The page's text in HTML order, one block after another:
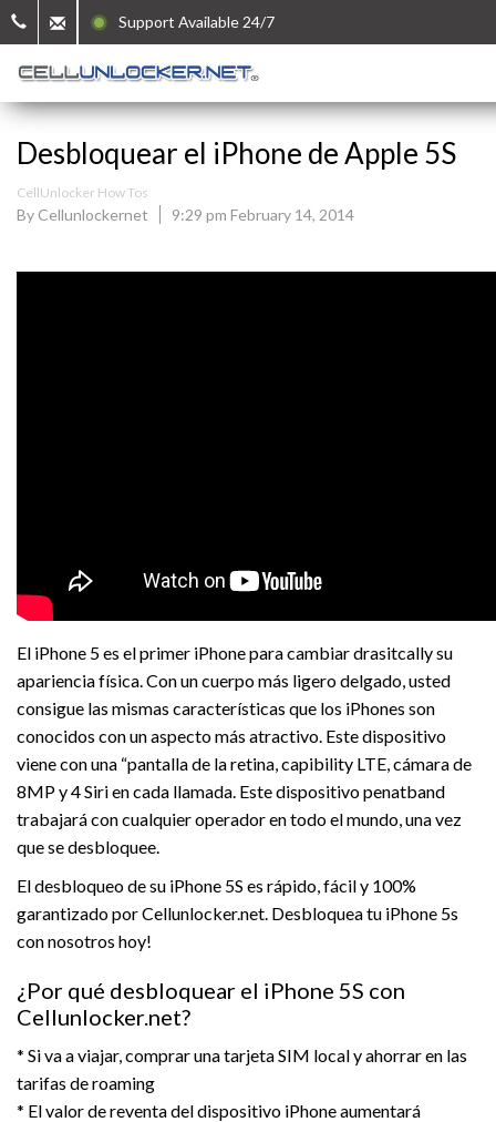
Support Available 24/7
Desbloquear el iPhone de Apple 5S
CellUnlocker How Tos
By Cellunlockernet 9:29 pm February 14, 2014
El iPhone 5 es el primer iPhone para cambiar drasitcally su
apariencia física. Con un cuerpo más ligero delgado, usted
consigue las mismas características que los iPhones son
conocidos con un aspecto más atractivo. Este dispositivo
viene con una “pantalla de la retina, capibility LTE, cámara de
8MP y 4 Siri en cada llamada. Este dispositivo penatband
trabajará con cualquier operador en todo el mundo, una vez
que se desbloquee.
El desbloqueo de su iPhone 5S es rápido, fácil y 100%
garantizado por Cellunlocker.net. Desbloquea tu iPhone 5s
con nosotros hoy!
¿Por qué desbloquear el iPhone 5S con
Cellunlocker.net?
* Si va a viajar, comprar una tarjeta SIM local y ahorrar en las
tarifas de roaming
* El valor de reventa del dispositivo iPhone aumentará